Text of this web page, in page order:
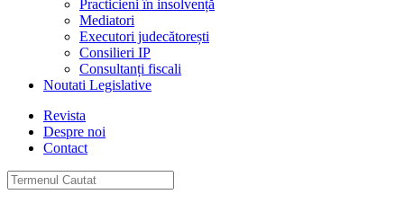
Practicieni în insolvență
Mediatori
Executori judecătorești
Consilieri IP
Consultanți fiscali
Noutati Legislative
Revista
Despre noi
Contact